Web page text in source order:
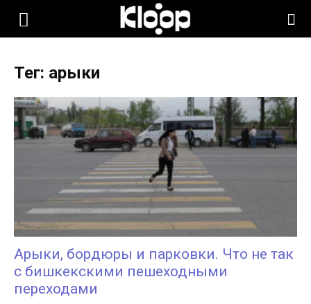
KLOOP.KG
Новости
Кыргызстана
Тег: арыки
Арыки, бордюры и парковки. Что не так
с бишкекскими пешеходными
переходами